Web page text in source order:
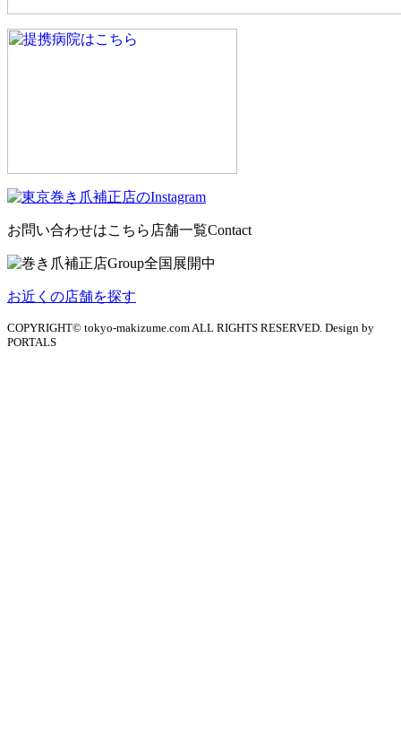
お問い合わせはこちら 店舗一覧Contact
お近くの店舗を探す
COPYRIGHT© tokyo-makizume.com ALL RIGHTS RESERVED. Design by
PORTALS